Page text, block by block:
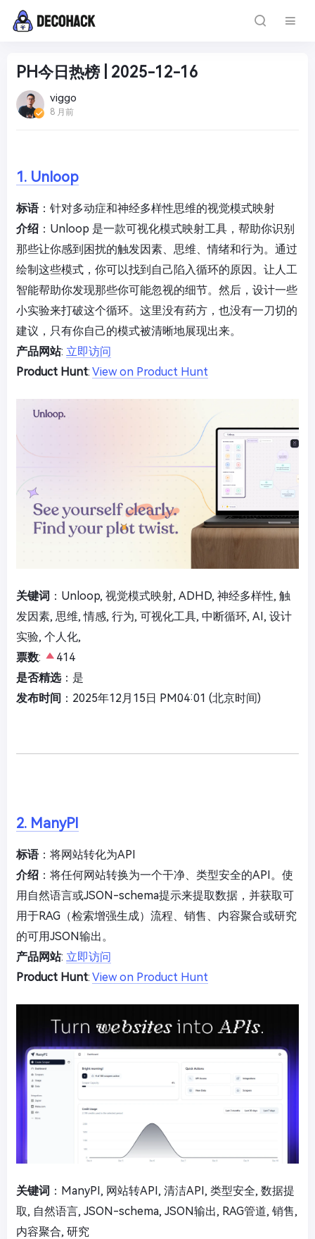
PH今日热榜 | 2025-12-16
viggo
8 月前
1. Unloop
标语：针对多动症和神经多样性思维的视觉模式映射
介绍 ：Unloop 是一款可视化模式映射工具，帮助你识别
那些让你感到困扰的触发因素、思维、情绪和行为。通过
绘制这些模式，你可以找到自己陷入循环的原因。让人工
智能帮助你发现那些你可能忽视的细节。然后，设计一些
小实验来打破这个循环。这里没有药方，也没有一刀切的
建议，只有你自己的模式被清晰地展现出来。
产品网站: 立即访问
Product Hunt: View on Product Hunt
关键词 ：Unloop, 视觉模式映射, ADHD, 神经多样性, 触
发因素, 思维, 情感, 行为, 可视化工具, 中断循环, AI, 设计
实验, 个人化,
票数:
414
是否精选：是
发布时间 ：2025年12月15日 PM04:01 (北京时间)
2. ManyPI
标语：将网站转化为API
介绍 ：将任何网站转换为一个干净、类型安全的API。使
用自然语言或JSON-schema提示来提取数据，并获取可
用于RAG（检索增强生成）流程、销售、内容聚合或研究
的可用JSON输出。
产品网站: 立即访问
Product Hunt: View on Product Hunt
关键词 ：ManyPI, 网站转API, 清洁API, 类型安全, 数据提
取, 自然语言, JSON-schema, JSON输出, RAG管道, 销售,
内容聚合, 研究